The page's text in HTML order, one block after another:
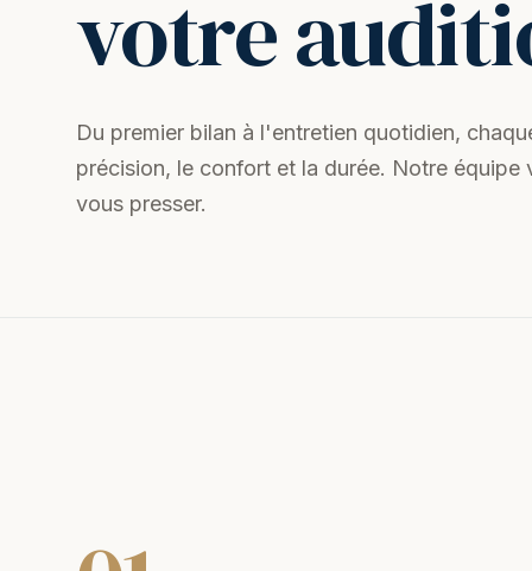
votre
Du premier bilan à l'entretien quotidien,
précision, le confort et la durée. Notre équipe
vous presser.